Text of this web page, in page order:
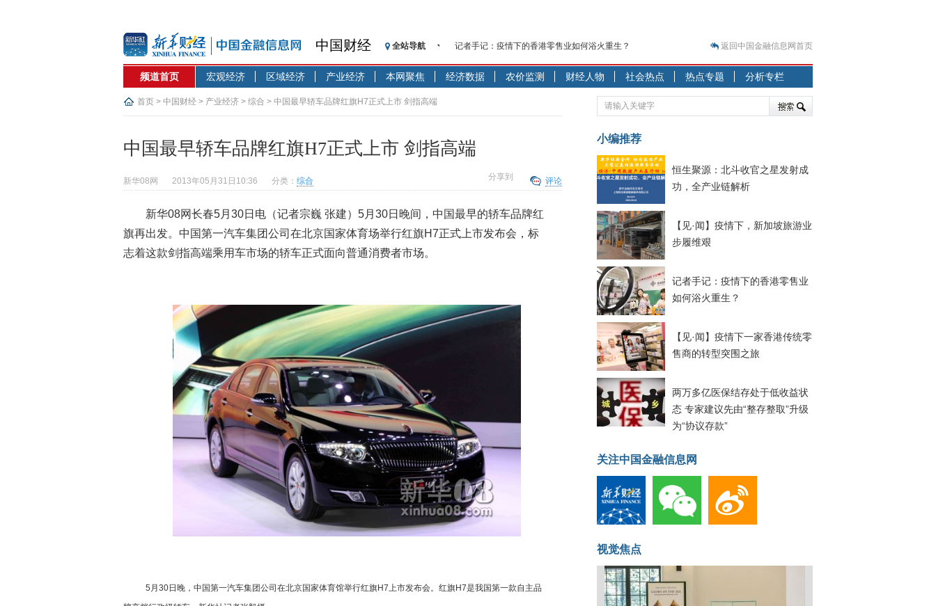
中国财经 全站导航
记者手记：疫情下的香港零售业如何浴火重生？
【见·闻】疫情下一家香港传统零售商的转型突围之旅
济安金信：中国基金市场数据分析周报（2020. 07.27—2020.07.31）
【新华财经调查】同业存单、结构性存款玩起“跷跷板” 结构性失衡藏
央行公开市场净投放300亿元 短端资金利率明显下行
基本面及股市双轮冲击 债市回调十年期债表现最弱
沥青期货连续两日涨逾3% 沪银及两粕涨势喜人
恒生聚源：北斗收官之星发射成功，全产业链解析
济安金信：中国基金市场数据分析周报（2020. 08.17—2020.08.21）
【见·闻】疫情下，新加坡旅游业步履维艰
返回中国金融信息网首页
频道首页 宏观经济 区域经济 产业经济 本网聚焦 经济数据 农价监测 财经人物 社会热点 热点专题 分析专栏
首页 > 中国财经 > 产业经济 > 综合 > 中国最早轿车品牌红旗H7正式上市 剑指高端
中国最早轿车品牌红旗H7正式上市 剑指高端
评论
分享到
新华08网 2013年05月31日10:36 分类： 综合
新华08网长春5月30日电（记者宗巍 张建） 5月30日晚间，中国最早的轿车品牌红
旗再出发。中国第一汽车集团公司在北京国家体育场举行红旗H7正式上市发布会，标
志着这款剑指高端乘用车市场的轿车正式面向普通消费者市场。
5月30日晚，中国第一汽车集团公司在北京国家体育馆举行红旗H7上市发布会。红旗H7是我国第一款自主品
小编推荐
恒生聚源：北斗收官之星发射成
功，全产业链解析
【见·闻】疫情下，新加坡旅游业
步履维艰
记者手记：疫情下的香港零售业
如何浴火重生？
【见·闻】疫情下一家香港传统零
售商的转型突围之旅
两万多亿医保结存处于低收益状
态 专家建议先由“整存整取”升级
为“协议存款”
关注中国金融信息网
视觉焦点